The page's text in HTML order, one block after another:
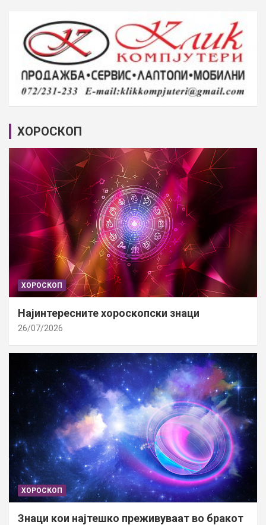
ХОРОСКОП
ХОРОСКОП
Најинтересните хороскопски знаци
26/07/2026
ХОРОСКОП
Знаци кои најтешко преживуваат во бракот